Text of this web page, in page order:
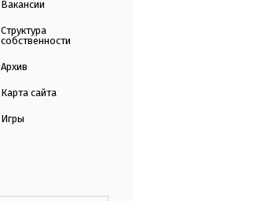
Вакансии
Структура
собственности
Архив
Карта сайта
Игры